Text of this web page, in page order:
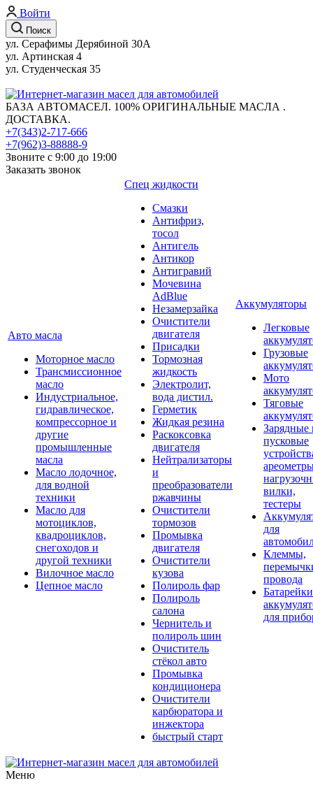
Войти
Поиск
ул. Серафимы Дерябиной 30А
ул. Артинская 4
ул. Студенческая 35
БАЗА АВТОМАСЕЛ. 100% ОРИГИНАЛЬНЫЕ МАСЛА .
ДОСТАВКА.
+7(343)2-717-666
+7(962)3-88888-9
Звоните с 9:00 до 19:00
Заказать звонок
Авто масла
Моторное масло
Трансмиссионное
масло
Индустриальное,
гидравлическое,
компрессорное и
другие
промышленные
масла
Масло лодочное,
для водной
техники
Масло для
мотоциклов,
квадроциклов,
снегоходов и
другой техники
Вилочное масло
Цепное масло
Спец жидкости
Смазки
Антифриз,
тосол
Антигель
Антикор
Антигравий
Мочевина
AdBlue
Незамерзайка
Очистители
двигателя
Присадки
Тормозная
жидкость
Электролит,
вода дистил.
Герметик
Жидкая резина
Раскоксовка
двигателя
Нейтрализаторы
и
преобразователи
ржавчины
Очистители
тормозов
Промывка
двигателя
Очистители
кузова
Полироль фар
Полироль
салона
Чернитель и
полироль шин
Очиститель
стёкол авто
Промывка
кондиционера
Очистители
карбюратора и
инжектора
быстрый старт
Аккумуляторы
Легковые
Грузовые
Мото
Тяговые
Зарядные
пусковые
вилки,
тестеры
для
Клеммы,
провода
для
Меню